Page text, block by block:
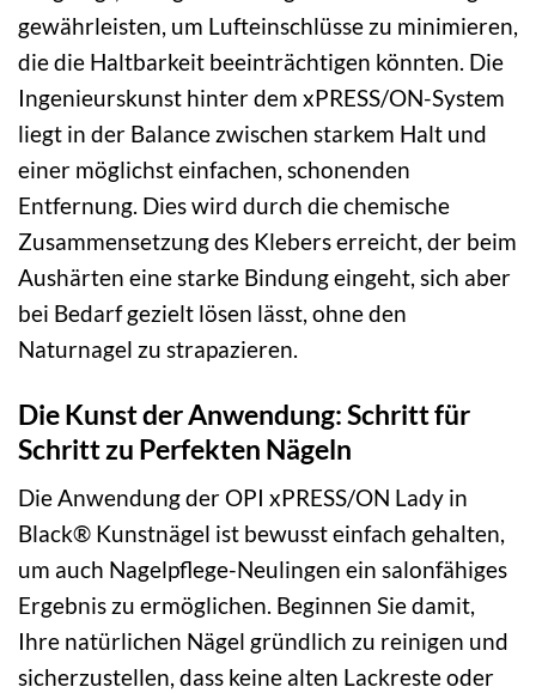
gewährleisten, um Lufteinschlüsse zu minimieren,
die die Haltbarkeit beeinträchtigen könnten. Die
Ingenieurskunst hinter dem xPRESS/ON-System
liegt in der Balance zwischen starkem Halt und
einer möglichst einfachen, schonenden
Entfernung. Dies wird durch die chemische
Zusammensetzung des Klebers erreicht, der beim
Aushärten eine starke Bindung eingeht, sich aber
bei Bedarf gezielt lösen lässt, ohne den
Naturnagel zu strapazieren.
Die Kunst der Anwendung: Schritt für
Schritt zu Perfekten Nägeln
Die Anwendung der OPI xPRESS/ON Lady in
Black® Kunstnägel ist bewusst einfach gehalten,
um auch Nagelpflege-Neulingen ein salonfähiges
Ergebnis zu ermöglichen. Beginnen Sie damit,
Ihre natürlichen Nägel gründlich zu reinigen und
sicherzustellen, dass keine alten Lackreste oder